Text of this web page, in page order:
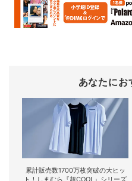
あなたにお
累計販売数1700万枚突破の大ヒッ
ト！しまむら『超COOL』シリーズ